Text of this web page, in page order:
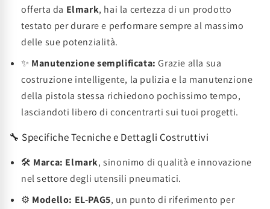
offerta da Elmark, hai la certezza di un prodotto
testato per durare e performare sempre al massimo
delle sue potenzialità.
✨ Manutenzione semplificata: Grazie alla sua
costruzione intelligente, la pulizia e la manutenzione
della pistola stessa richiedono pochissimo tempo,
lasciandoti libero di concentrarti sui tuoi progetti.
🔧 Specifiche Tecniche e Dettagli Costruttivi
🛠️ Marca: Elmark, sinonimo di qualità e innovazione
nel settore degli utensili pneumatici.
⚙️ Modello: EL-PAG5, un punto di riferimento per